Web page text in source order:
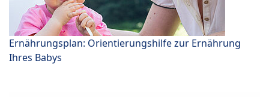
Ernährungsplan: Orientierungshilfe zur Ernährung
Ihres Babys